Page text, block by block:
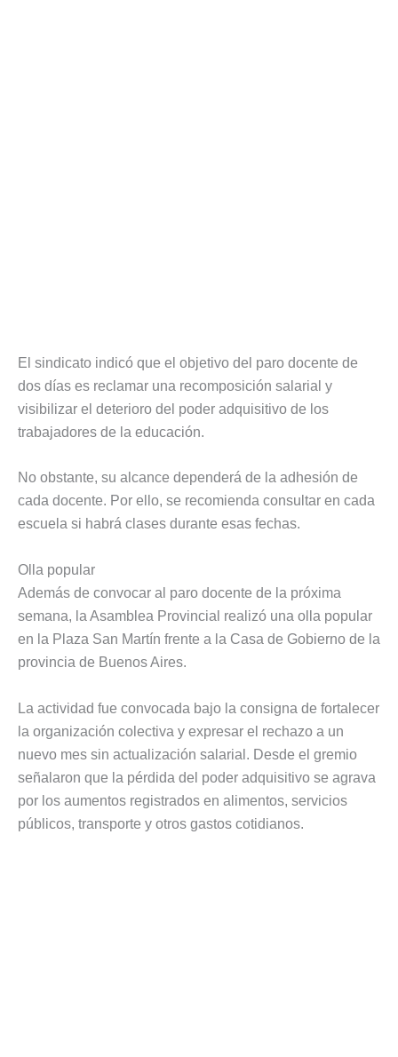
El sindicato indicó que el objetivo del paro docente de
dos días es reclamar una recomposición salarial y
visibilizar el deterioro del poder adquisitivo de los
trabajadores de la educación.
No obstante, su alcance dependerá de la adhesión de
cada docente. Por ello, se recomienda consultar en cada
escuela si habrá clases durante esas fechas.
Olla popular
Además de convocar al paro docente de la próxima
semana, la Asamblea Provincial realizó una olla popular
en la Plaza San Martín frente a la Casa de Gobierno de la
provincia de Buenos Aires.
La actividad fue convocada bajo la consigna de fortalecer
la organización colectiva y expresar el rechazo a un
nuevo mes sin actualización salarial. Desde el gremio
señalaron que la pérdida del poder adquisitivo se agrava
por los aumentos registrados en alimentos, servicios
públicos, transporte y otros gastos cotidianos.